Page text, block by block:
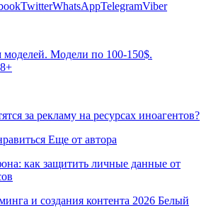
TwitterWhatsAppTelegramViber
моделей. Модели по 100-150$.
за рекламу на ресурсах иноагентов?
Еще от автора
как защитить личные данные от
и создания контента 2026 Белый